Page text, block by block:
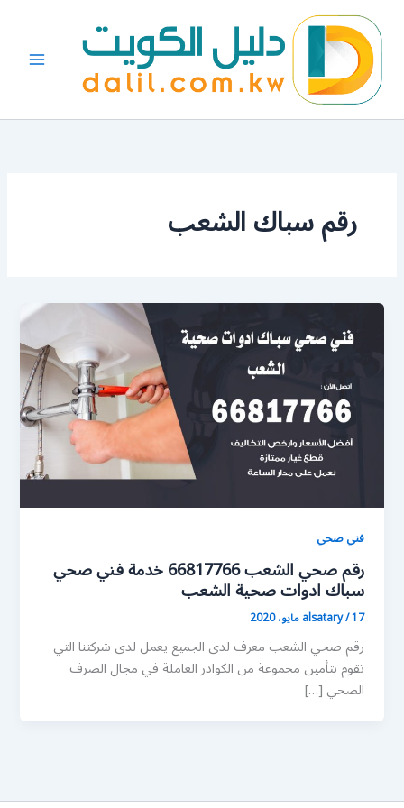
المحتوى
رقم سباك الشعب
فني صحي
رقم صحي الشعب 66817766 خدمة فني صحي
سباك ادوات صحية الشعب
alsatary/17 مايو، 2020
رقم صحي الشعب معرف لدى الجميع يعمل لدى شركتنا التي
تقوم بتأمين مجموعة من الكوادر العاملة في مجال الصرف
الصحي […]